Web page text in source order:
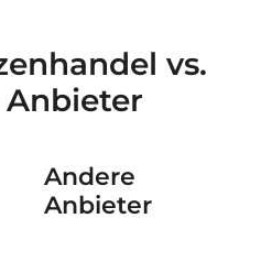
vs.
Andere
Anbieter